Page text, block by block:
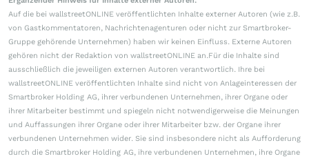
Auf die bei wallstreetONLINE veröffentlichten Inhalte externer Autoren (wie z.B.
von Gastkommentatoren, Nachrichtenagenturen oder nicht zur Smartbroker-
Gruppe gehörende Unternehmen) haben wir keinen Einfluss. Externe Autoren
gehören nicht der Redaktion von wallstreetONLINE an.Für die Inhalte sind
ausschließlich die jeweiligen externen Autoren verantwortlich. Ihre bei
wallstreetONLINE veröffentlichten Inhalte sind nicht von Anlageinteressen der
Smartbroker Holding AG, ihrer verbundenen Unternehmen, ihrer Organe oder
ihrer Mitarbeiter bestimmt und spiegeln nicht notwendigerweise die Meinungen
und Auffassungen ihrer Organe oder ihrer Mitarbeiter bzw. der Organe ihrer
verbundenen Unternehmen wider. Sie sind insbesondere nicht als Aufforderung
durch die Smartbroker Holding AG, ihre verbundenen Unternehmen, ihre Organe